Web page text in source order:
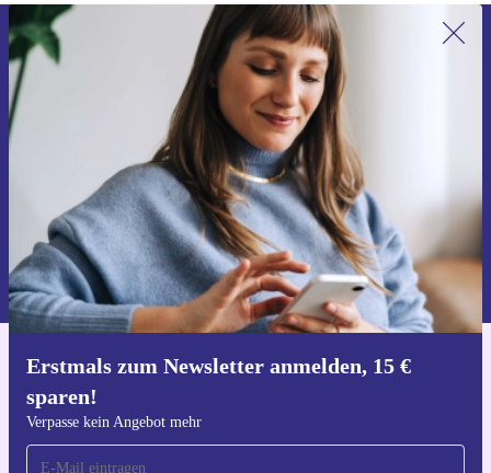
Erstmals zum Newsletter anmelden, 15 €
sparen!
Verpasse kein Angebot mehr
Erstmals zum Newsletter anmelden,
15 € sparen!
Verpasse kein Angebot mehr.
Gutschein anfordern
Informationen über die Verwendung personenbezogener Daten findest
du in unserer
Datenschutzerklärung.
Hol dir die refurbed-App